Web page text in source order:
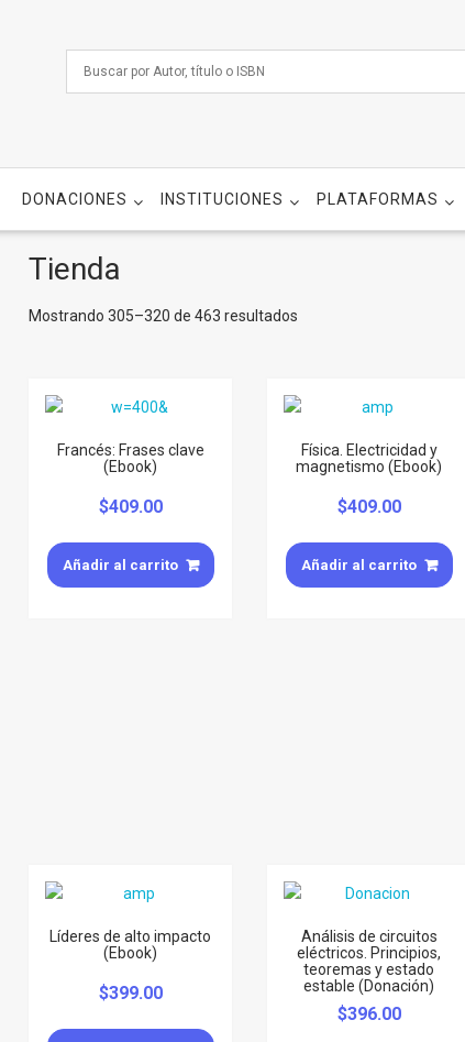
DONACIONES INSTITUCIONES PLATAFORMAS
Tienda
Mostrando 305–320 de 463 resultados
Francés: Frases clave
(Ebook)
$409.00
Añadir al carrito
Física. Electricidad y
magnetismo (Ebook)
$409.00
Añadir al carrito
Líderes de alto impacto
(Ebook)
$399.00
Análisis de circuitos
eléctricos. Principios,
teoremas y estado
estable (Donación)
$396.00